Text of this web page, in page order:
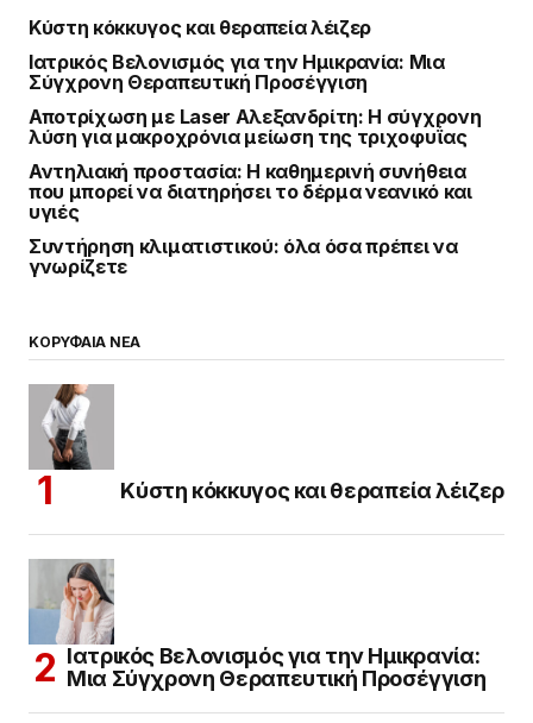
Κύστη κόκκυγος και θεραπεία λέιζερ
Ιατρικός Βελονισμός για την Ημικρανία: Μια
Σύγχρονη Θεραπευτική Προσέγγιση
Αποτρίχωση με Laser Αλεξανδρίτη: Η σύγχρονη
λύση για μακροχρόνια μείωση της τριχοφυΐας
Αντηλιακή προστασία: Η καθημερινή συνήθεια
που μπορεί να διατηρήσει το δέρμα νεανικό και
υγιές
Συντήρηση κλιματιστικού: όλα όσα πρέπει να
γνωρίζετε
ΚΟΡΥΦΑΙΑ ΝΕΑ
Κύστη κόκκυγος και θεραπεία λέιζερ
Ιατρικός Βελονισμός για την Ημικρανία:
Μια Σύγχρονη Θεραπευτική Προσέγγιση